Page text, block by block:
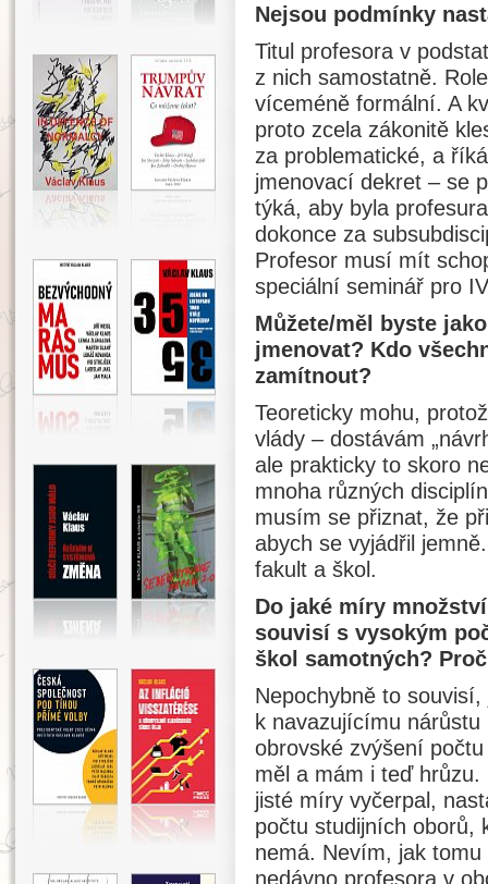
Nejsou podmínky
Titul profesora v
z nich samostatně.
víceméně formální. A
proto zcela zákonitě
za problematické, a
jmenovací dekret – se
týká, aby byla
dokonce za
Profesor musí mít
speciální seminář pro
Můžete/měl byste
jmenovat? Kdo
zamítnout?
Teoreticky mohu,
vlády – dostávám
ale prakticky to skoro
mnoha různých
musím se přiznat, že
abych se vyjádřil
fakult a škol.
Do jaké míry
souvisí s vysokým
škol samotných?
Nepochybně to
k navazujícímu
obrovské zvýšení
měl a mám i teď
jisté míry vyčerpal,
počtu studijních oborů,
nemá. Nevím, jak
nedávno profesora v